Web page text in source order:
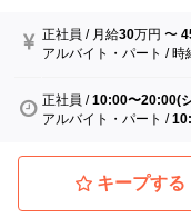
正社員 / 月給30万円 〜
アルバイト・パート /時
正社員 /10:00〜20:00(
アルバイト・パート /
キープする